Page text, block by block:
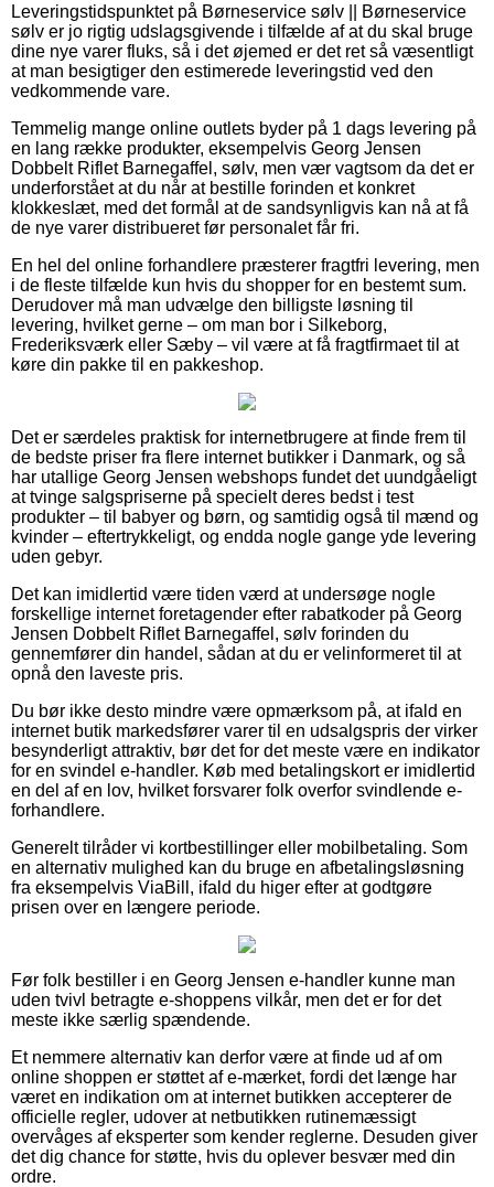
Leveringstidspunktet på Børneservice sølv || Børneservice
sølv er jo rigtig udslagsgivende i tilfælde af at du skal bruge
dine nye varer fluks, så i det øjemed er det ret så væsentligt
at man besigtiger den estimerede leveringstid ved den
vedkommende vare.
Temmelig mange online outlets byder på 1 dags levering på
en lang række produkter, eksempelvis Georg Jensen
Dobbelt Riflet Barnegaffel, sølv, men vær vagtsom da det er
underforstået at du når at bestille forinden et konkret
klokkeslæt, med det formål at de sandsynligvis kan nå at få
de nye varer distribueret før personalet får fri.
En hel del online forhandlere præsterer fragtfri levering, men
i de fleste tilfælde kun hvis du shopper for en bestemt sum.
Derudover må man udvælge den billigste løsning til
levering, hvilket gerne – om man bor i Silkeborg,
Frederiksværk eller Sæby – vil være at få fragtfirmaet til at
køre din pakke til en pakkeshop.
Det er særdeles praktisk for internetbrugere at finde frem til
de bedste priser fra flere internet butikker i Danmark, og så
har utallige Georg Jensen webshops fundet det uundgåeligt
at tvinge salgspriserne på specielt deres bedst i test
produkter – til babyer og børn, og samtidig også til mænd og
kvinder – eftertrykkeligt, og endda nogle gange yde levering
uden gebyr.
Det kan imidlertid være tiden værd at undersøge nogle
forskellige internet foretagender efter rabatkoder på Georg
Jensen Dobbelt Riflet Barnegaffel, sølv forinden du
gennemfører din handel, sådan at du er velinformeret til at
opnå den laveste pris.
Du bør ikke desto mindre være opmærksom på, at ifald en
internet butik markedsfører varer til en udsalgspris der virker
besynderligt attraktiv, bør det for det meste være en indikator
for en svindel e-handler. Køb med betalingskort er imidlertid
en del af en lov, hvilket forsvarer folk overfor svindlende e-
forhandlere.
Generelt tilråder vi kortbestillinger eller mobilbetaling. Som
en alternativ mulighed kan du bruge en afbetalingsløsning
fra eksempelvis ViaBill, ifald du higer efter at godtgøre
prisen over en længere periode.
Før folk bestiller i en Georg Jensen e-handler kunne man
uden tvivl betragte e-shoppens vilkår, men det er for det
meste ikke særlig spændende.
Et nemmere alternativ kan derfor være at finde ud af om
online shoppen er støttet af e-mærket, fordi det længe har
været en indikation om at internet butikken accepterer de
officielle regler, udover at netbutikken rutinemæssigt
overvåges af eksperter som kender reglerne. Desuden giver
det dig chance for støtte, hvis du oplever besvær med din
ordre.